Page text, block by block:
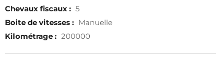
Chevaux fiscaux : 5
Boite de vitesses : Manuelle
Kilométrage : 200000